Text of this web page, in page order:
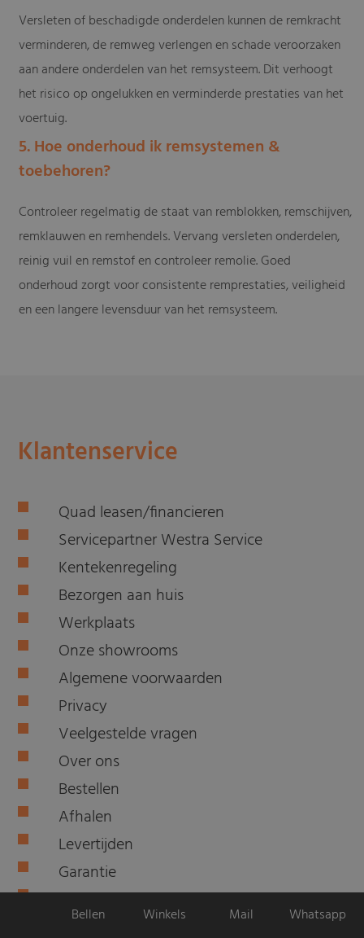
Versleten of beschadigde onderdelen kunnen de remkracht
verminderen, de remweg verlengen en schade veroorzaken
aan andere onderdelen van het remsysteem. Dit verhoogt
het risico op ongelukken en verminderde prestaties van het
voertuig.
5. Hoe onderhoud ik remsystemen &
toebehoren?
Controleer regelmatig de staat van remblokken, remschijven,
remklauwen en remhendels. Vervang versleten onderdelen,
reinig vuil en remstof en controleer remolie. Goed
onderhoud zorgt voor consistente remprestaties, veiligheid
en een langere levensduur van het remsysteem.
Klantenservice
Quad leasen/financieren
Servicepartner Westra Service
Kentekenregeling
Bezorgen aan huis
Werkplaats
Onze showrooms
Algemene voorwaarden
Privacy
Veelgestelde vragen
Over ons
Bestellen
Afhalen
Levertijden
Garantie
Retourneren
Bellen Winkels Mail Whatsapp